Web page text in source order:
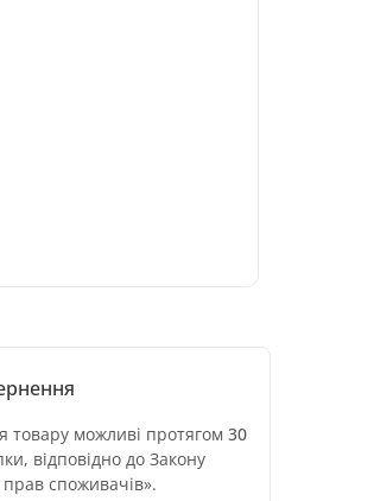
товару можливі протягом 30
відповідно до Закону
споживачів».